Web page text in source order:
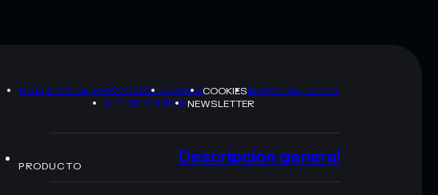
POLÍTICA DE PRIVACIDADTERMSCOOKIESMAPA DEL SITIO
KIT DE MARCANEWSLETTER
PRODUCTO Descripción general